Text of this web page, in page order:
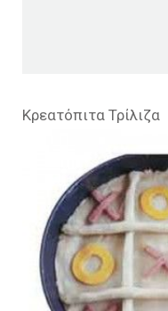
Κρεατόπιτα Τρίλιζα